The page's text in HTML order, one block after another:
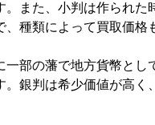
。また、小判は作られた
、種類によって買取価格
一部の藩で地方貨幣とし
。銀判は希少価値が高く